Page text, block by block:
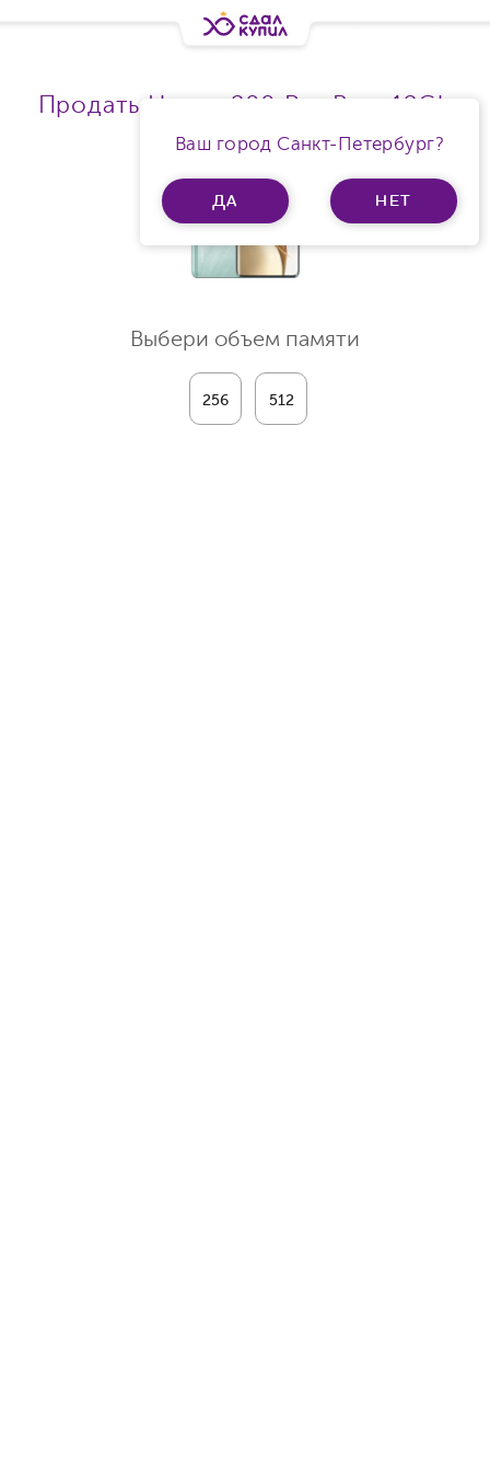
Ваш город Санкт-Петербург?
ДА НЕТ
Продать Honor 200 Pro Ram 12Gb
Выбери объем памяти
256 512